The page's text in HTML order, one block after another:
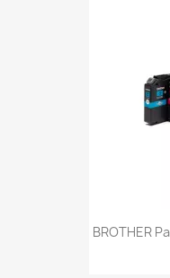
BROTHER